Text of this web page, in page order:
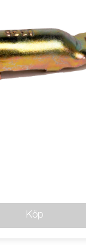
Köp